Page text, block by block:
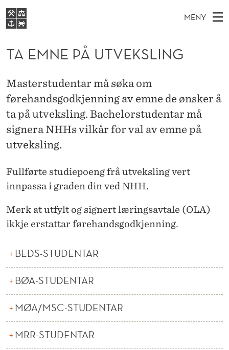
T
A
E
M
N
E
P
Å
T
E
L
N
G
MENY
O
E
D
M
E
N
VIDEREUTDANNING
Ø
T
S
E
D
E
T
Forsiden
Studier
Forskning
Om NHH
Alumni
TA EMNE PÅ UTVEKSLING
Masterstudentar må søka om
førehandsgodkjenning av emne de ønsker å
ta på utveksling. Bachelorstudentar må
signera NHHs vilkår for val av emne på
utveksling.
Fullførte studiepoeng frå utveksling vert
innpassa i graden din ved NHH.
Merk at utfylt og signert læringsavtale (OLA)
ikkje erstattar førehandsgodkjenning.
BEDS-STUDENTAR
BØA-STUDENTAR
MØA/MSC-STUDENTAR
MRR-STUDENTAR